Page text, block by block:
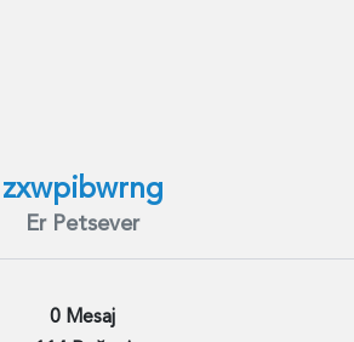
zxwpibwrng
Er Petsever
0 Mesaj